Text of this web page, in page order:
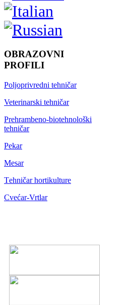
OBRAZOVNI
PROFILI
Poljoprivredni tehničar
Veterinarski tehničar
Prehrambeno-biotehnološki
tehničar
Pekar
Mesar
Тehničar hortikulture
Cvećar-Vrtlar